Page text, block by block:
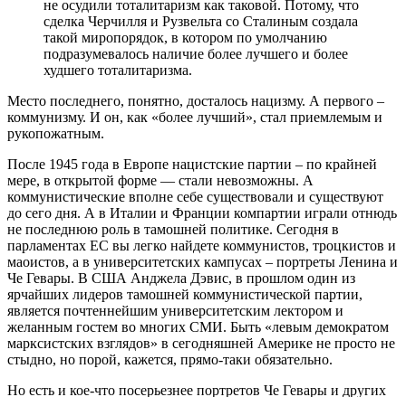
не осудили тоталитаризм как таковой. Потому, что
сделка Черчилля и Рузвельта со Сталиным создала
такой миропорядок, в котором по умолчанию
подразумевалось наличие более лучшего и более
худшего тоталитаризма.
Место последнего, понятно, досталось нацизму. А первого –
коммунизму. И он, как «более лучший», стал приемлемым и
рукопожатным.
После 1945 года в Европе нацистские партии – по крайней
мере, в открытой форме — стали невозможны. А
коммунистические вполне себе существовали и существуют
до сего дня. А в Италии и Франции компартии играли отнюдь
не последнюю роль в тамошней политике. Сегодня в
парламентах ЕС вы легко найдете коммунистов, троцкистов и
маоистов, а в университетских кампусах – портреты Ленина и
Че Гевары. В США Анджела Дэвис, в прошлом один из
ярчайших лидеров тамошней коммунистической партии,
является почтеннейшим университетским лектором и
желанным гостем во многих СМИ. Быть «левым демократом
марксистских взглядов» в сегодняшней Америке не просто не
стыдно, но порой, кажется, прямо-таки обязательно.
Но есть и кое-что посерьезнее портретов Че Гевары и других